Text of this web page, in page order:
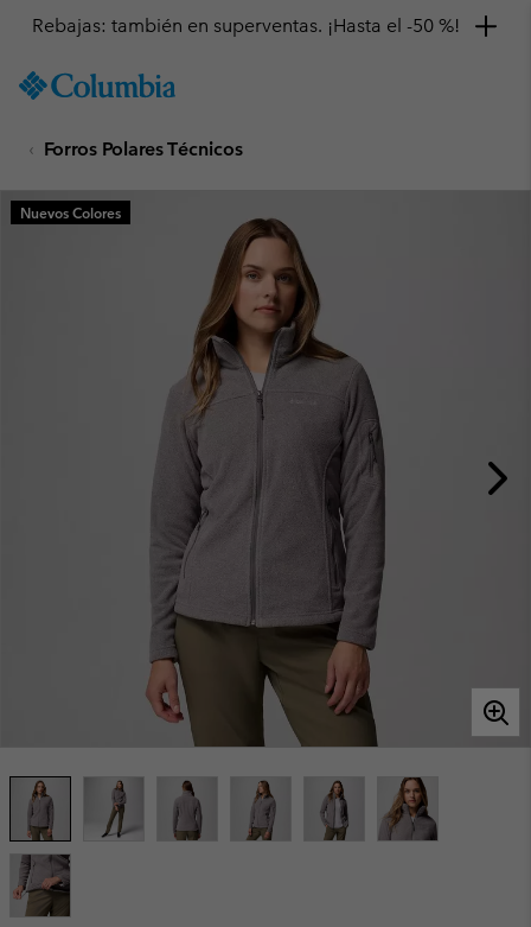
TO
SKIP
MAIN
NAV
Rebajas: también en superventas. ¡Hasta el -50 %!
Forros Polares Técnicos
Nuevos Colores